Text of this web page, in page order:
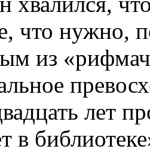
что нужно,
из
лет
в